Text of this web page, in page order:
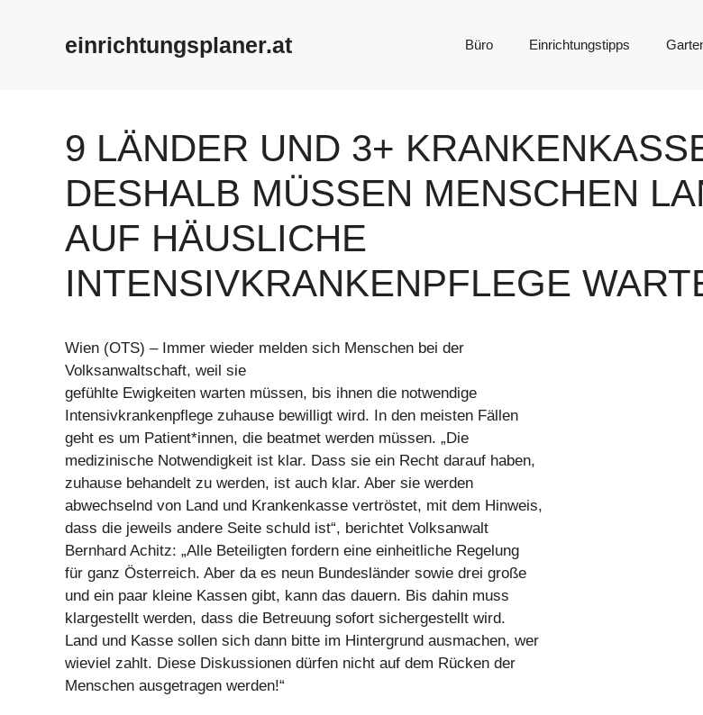
einrichtungsplaner.at Büro Einrichtungstipps
9 LÄNDER UND 3+
DESHALB MÜSSEN MENSCHEN
AUF HÄUSLICHE
INTENSIVKRANKENPFLEGE
Wien (OTS) – Immer wieder melden sich Menschen bei der
Volksanwaltschaft, weil sie
gefühlte Ewigkeiten warten müssen, bis ihnen die notwendige
Intensivkrankenpflege zuhause bewilligt wird. In den meisten Fällen
geht es um Patient*innen, die beatmet werden müssen. „Die
medizinische Notwendigkeit ist klar. Dass sie ein Recht darauf haben,
zuhause behandelt zu werden, ist auch klar. Aber sie werden
abwechselnd von Land und Krankenkasse vertröstet, mit dem Hinweis,
dass die jeweils andere Seite schuld ist“, berichtet Volksanwalt
Bernhard Achitz: „Alle Beteiligten fordern eine einheitliche Regelung
für ganz Österreich. Aber da es neun Bundesländer sowie drei große
und ein paar kleine Kassen gibt, kann das dauern. Bis dahin muss
klargestellt werden, dass die Betreuung sofort sichergestellt wird.
Land und Kasse sollen sich dann bitte im Hintergrund ausmachen, wer
wieviel zahlt. Diese Diskussionen dürfen nicht auf dem Rücken der
Menschen ausgetragen werden!“